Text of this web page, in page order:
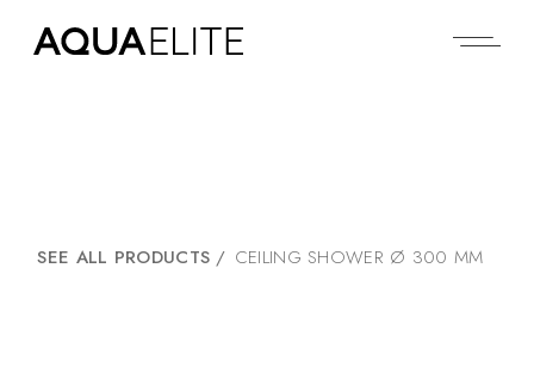
SEE ALL PRODUCTS / CEILING SHOWER Ø 300 MM